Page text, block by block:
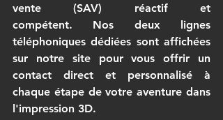
vente (SAV) réactif et
compétent. Nos deux lignes
téléphoniques dédiées sont affichées
contact direct et personnalisé à
chaque étape de votre aventure dans
l'impression 3D.